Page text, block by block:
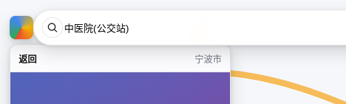
返回 宁波市